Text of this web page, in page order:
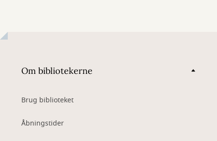
Om bibliotekerne
Brug biblioteket
Åbningstider